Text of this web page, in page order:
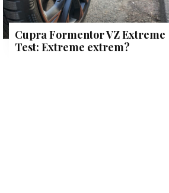
Cupra Formentor VZ Extreme
Test: Extreme extrem?